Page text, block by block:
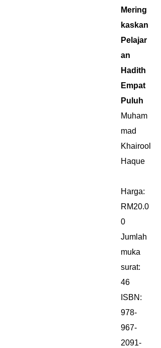
Mering
kaskan
Pelajar
an
Hadith
Empat
Puluh
Muham
mad
Khairool
Haque
Harga:
RM20.0
0
Jumlah
muka
surat:
46
ISBN:
978-
967-
2091-